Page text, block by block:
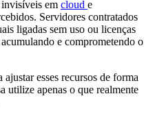
em cloud e
Servidores contratados
ligadas sem uso ou licenças
e comprometendo o
esses recursos de forma
utilize apenas o que realmente